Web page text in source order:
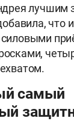
лучшим
что
самый